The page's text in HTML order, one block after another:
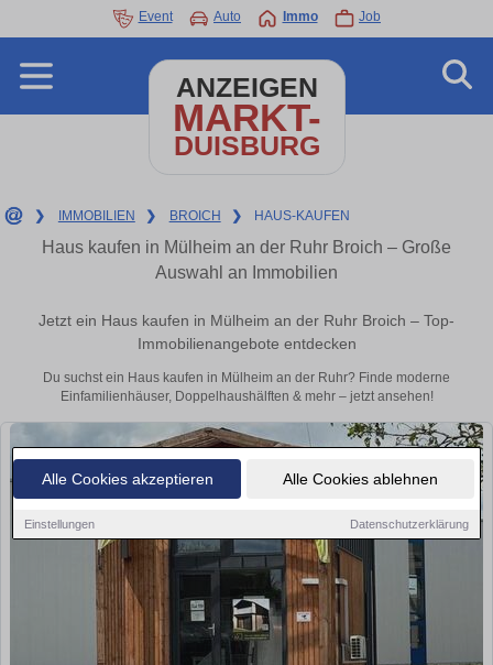
Alle Cookies akzeptieren Alle Cookies ablehnen
Einstellungen Datenschutzerklärung
Event Auto Immo Job
ANZEIGEN
MARKT-
DUISBURG
❯ IMMOBILIEN ❯ BROICH ❯ HAUS-KAUFEN
Haus kaufen in Mülheim an der Ruhr Broich – Große
Auswahl an Immobilien
Jetzt ein Haus kaufen in Mülheim an der Ruhr Broich – Top-
Immobilienangebote entdecken
Du suchst ein Haus kaufen in Mülheim an der Ruhr? Finde moderne
Einfamilienhäuser, Doppelhaushälften & mehr – jetzt ansehen!